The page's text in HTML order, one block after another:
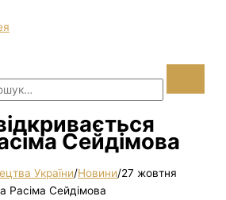
Сейдімова
України/Новини/27 жовтня
Расіма Сейдімова